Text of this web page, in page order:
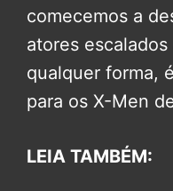
comecemos a
atores
qualquer forma,
para os X-Men
LEIA TAMBÉM: